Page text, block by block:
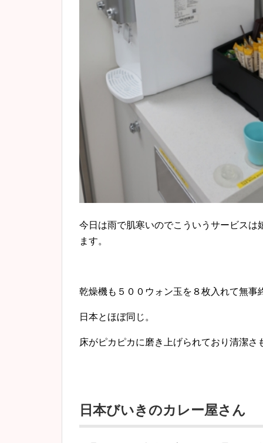
今日は雨で肌寒いのでこういうサービス
ます。
乾燥機も５００ウォン玉を８枚入れて無事
日本とほぼ同じ。
床がピカピカに磨き上げられており清潔さ
日本びいきのカレー屋さん